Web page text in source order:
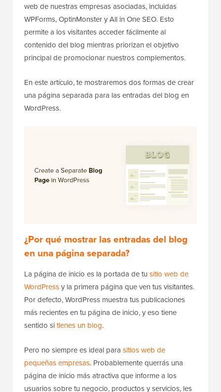
web de nuestras empresas asociadas, incluidas
WPForms, OptinMonster y All in One SEO. Esto
permite a los visitantes acceder fácilmente al
contenido del blog mientras priorizan el objetivo
principal de promocionar nuestros complementos.
En este artículo, te mostraremos dos formas de crear
una página separada para las entradas del blog en
WordPress.
¿Por qué mostrar las entradas del blog
en una página separada?
La página de inicio es la portada de tu sitio web de
WordPressy la primera página que ven tus visitantes.
Por defecto, WordPress muestra tus publicaciones
más recientes en tu página de inicio, y eso tiene
sentido sitienes un blog.
Pero no siempre es ideal para sitios web de
pequeñas empresas. Probablemente querrás una
página de inicio más atractiva que informe a los
usuarios sobre tu negocio, productos y servicios, les